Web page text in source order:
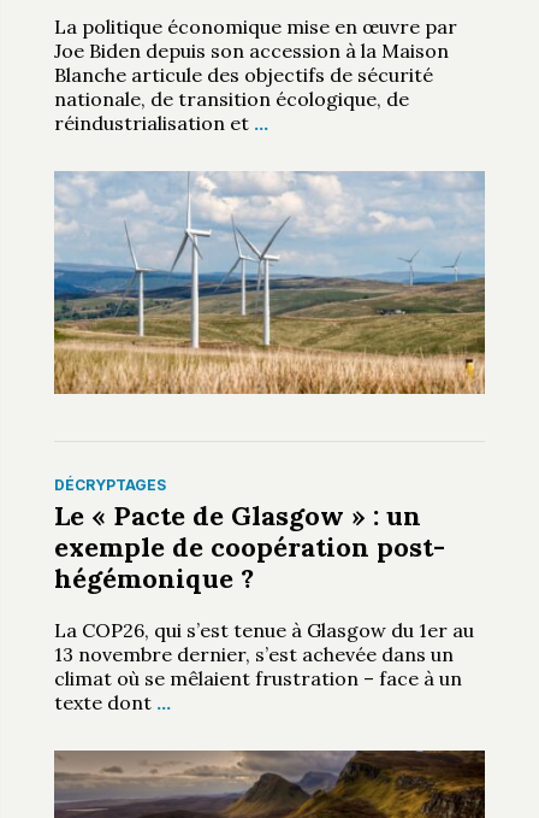
La politique économique mise en œuvre par
Joe Biden depuis son accession à la Maison
Blanche articule des objectifs de sécurité
nationale, de transition écologique, de
réindustrialisation et …
DÉCRYPTAGES
Le « Pacte de Glasgow » : un
exemple de coopération post-
hégémonique ?
La COP26, qui s’est tenue à Glasgow du 1er au
13 novembre dernier, s’est achevée dans un
climat où se mêlaient frustration – face à un
texte dont …